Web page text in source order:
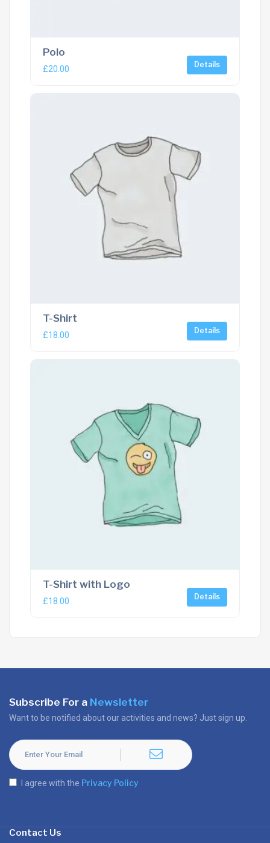
Polo
£20.00 Details
T-Shirt
£18.00 Details
T-Shirt with Logo
£18.00 Details
Subscribe For a Newsletter
Want to be notified about our activities and news? Just sign up.
I agree with the Privacy Policy
Contact Us